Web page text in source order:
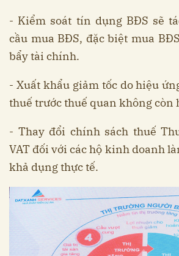
- Kiểm soát tín dụng BĐS sẽ
cầu mua BĐS, đặc biệt mua
bẩy tài chính.
- Xuất khẩu giảm tốc do hiệu
thuế trước thuế quan không còn
- Thay đổi chính sách thuế
VAT đối với các hộ kinh doanh
khả dụng thực tế.